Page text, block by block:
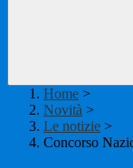
Home >
Novità >
Le notizie >
Concorso